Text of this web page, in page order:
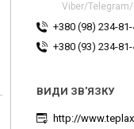
Viber/
+380 (98) 234-
+380 (93) 234-
http://